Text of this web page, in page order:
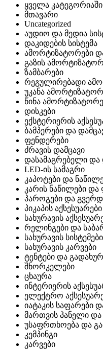
ყველა კატეგორიაში
მთავარი
Uncategorized
აუდიო და მედია
დაკიდების სისტემა
ამორტიზატორები
გაზის
ზამბარები
რეგულირებადი
უკანა
წინა
დისკები
ექსტერიერის
ბამპერები და
ფენდერები
ძრავის დამცავი
დასამაგრებელი და
LED-ის სამაგრი
კაპოტები და
კარის ნაწილები და
პაროგები და
პიკაპის აქსესუარები
სახურავის
რელინგები და
სახურავის სისტემები
სახურავის კარვები
ტენტები და
შნორკელები
ცხაურა
ინტერიერის
ელექტრო
იატაკის საფარები
მართვის პანელი
უსაფრთხოება და
კემპინგი
კარვები